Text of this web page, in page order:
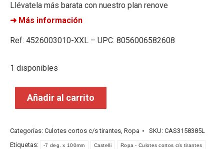
Llévatela más barata con nuestro plan renove
➜ Más información
Ref: 4526003010-XXL – UPC: 8056006582608
1 disponibles
Añadir al carrito
Categorías: Culotes cortos c/s tirantes, Ropa SKU: CAS3158385L
Etiquetas:
-7 deg. x 100mm Castelli Ropa - Culotes cortos c/s tirantes